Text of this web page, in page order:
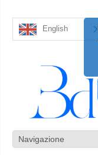
English